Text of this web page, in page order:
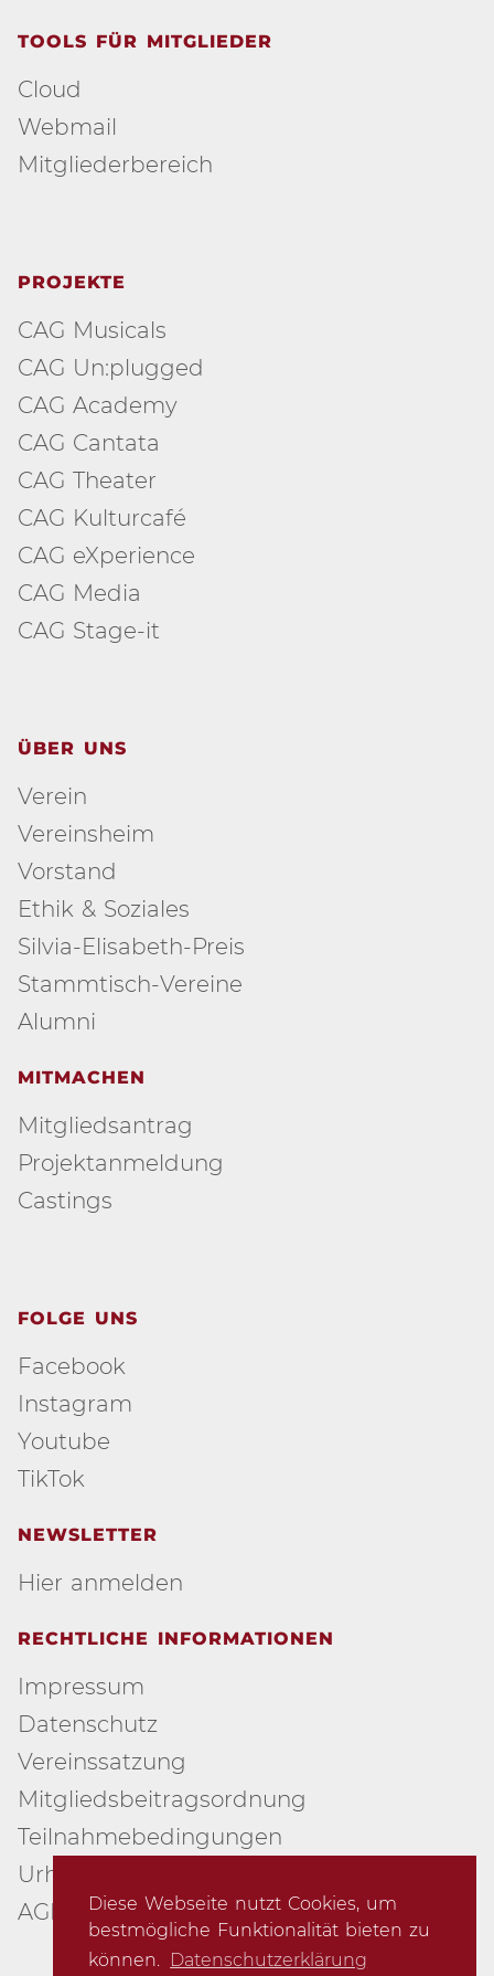
Diese Webseite nutzt Cookies, um
bestmögliche Funktionalität bieten zu
können. Datenschutzerklärung
TOOLS FÜR MITGLIEDER
Cloud
Webmail
Mitgliederbereich
PROJEKTE
CAG Musicals
CAG Un:plugged
CAG Academy
CAG Cantata
CAG Theater
CAG Kulturcafé
CAG eXperience
CAG Media
CAG Stage-it
ÜBER UNS
Verein
Vereinsheim
Vorstand
Ethik & Soziales
Silvia-Elisabeth-Preis
Stammtisch-Vereine
Alumni
MITMACHEN
Mitgliedsantrag
Projektanmeldung
Castings
FOLGE UNS
Facebook
Instagram
Youtube
TikTok
NEWSLETTER
Hier anmelden
RECHTLICHE INFORMATIONEN
Impressum
Datenschutz
Vereinssatzung
Mitgliedsbeitragsordnung
Teilnahmebedingungen
Urheberschutz
AGB